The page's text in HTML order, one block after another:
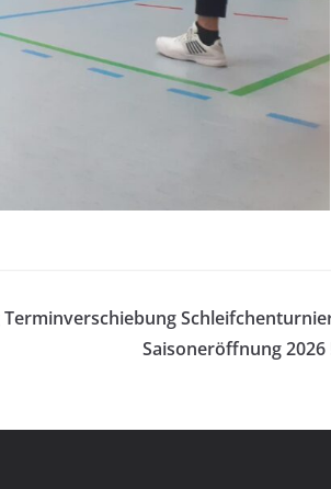
Terminverschiebung
Saisoneröffnung 2026